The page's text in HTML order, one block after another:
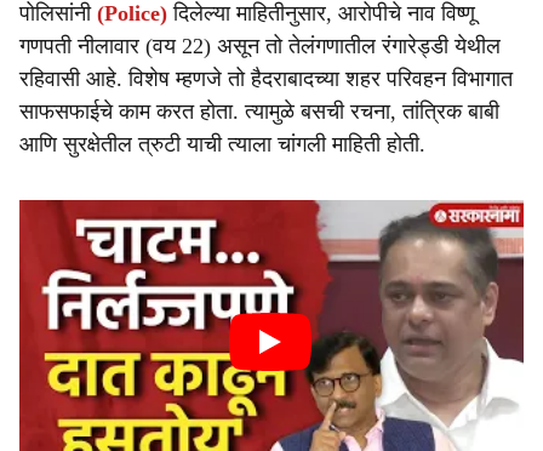
पोलिसांनी (Police) दिलेल्या माहितीनुसार, आरोपीचे नाव विष्णू
गणपती नीलावार (वय 22) असून तो तेलंगणातील रंगारेड्डी येथील
रहिवासी आहे. विशेष म्हणजे तो हैदराबादच्या शहर परिवहन विभागात
साफसफाईचे काम करत होता. त्यामुळे बसची रचना, तांत्रिक बाबी
आणि सुरक्षेतील त्रुटी याची त्याला चांगली माहिती होती.